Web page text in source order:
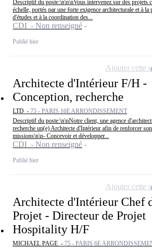
Descriptif du poste:\n\n\nVous intervenez sur des projets
échelle, portés par une forte exigence architecturale et à la
d'études et à la coordination des...
CDI - Non renseigné
Publié hier
Architecte d'Intérieur F/H -
Conception, recherche
LTD - 75 - PARIS 16E ARRONDISSEMENT
Descriptif du poste:\n\nNotre client, une agence
recherche un(e) Architecte d'Intérieur afin de renforcer
missions\n\n- Concevoir et développer...
CDI - Non renseigné
Publié hier
Ajouter cette
Architecte d'Intérieur Chef
Projet - Directeur de Projet
Hospitality H/F
MICHAEL PAGE - 75 - PARIS 6E
Ajouter cette